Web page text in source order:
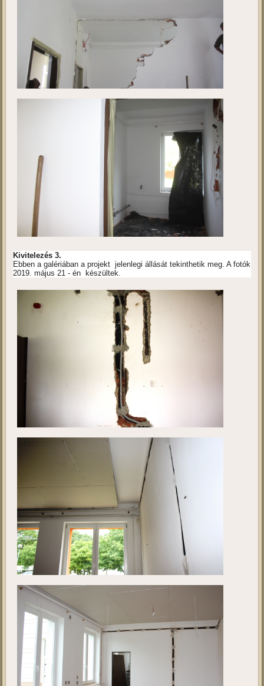
Ebben a galériában a projekt jelenlegi állását tekinthetik meg. A fotók
2019. május 21 - én készültek.